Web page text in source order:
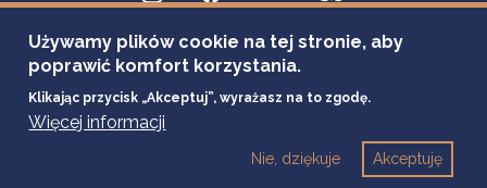
Używamy plików cookie na tej stronie, aby
poprawić komfort korzystania.
Klikając przycisk „Akceptuj”, wyrażasz na to zgodę.
Więcej informacji
Akceptuję
Nie, dziękuje